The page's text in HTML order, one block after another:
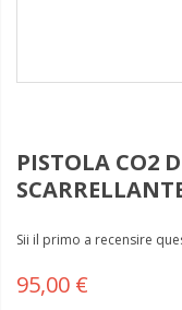
PISTOLA CO2
Sii il primo a recensire
95,00 €